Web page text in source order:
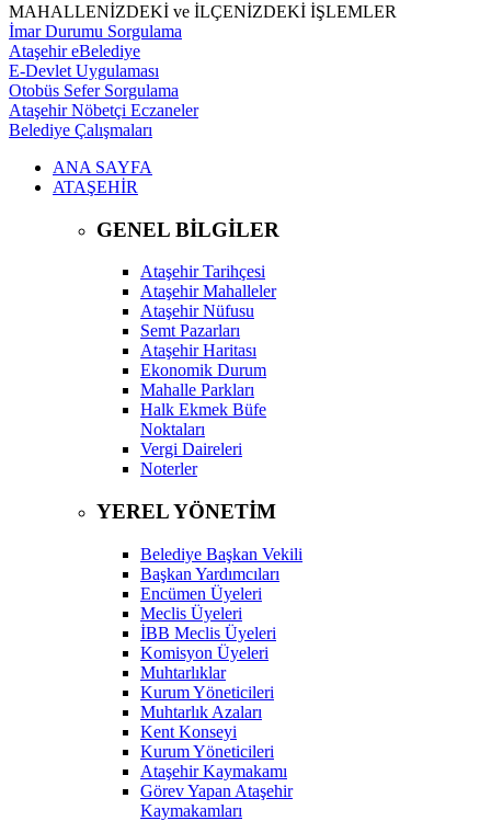
MAHALLENİZDEKİ ve İLÇENİZDEKİ İŞLEMLER
İmar Durumu Sorgulama
Ataşehir eBelediye
E-Devlet Uygulaması
Otobüs Sefer Sorgulama
Ataşehir Nöbetçi Eczaneler
Belediye Çalışmaları
ANA SAYFA
ATAŞEHİR
GENEL BİLGİLER
Ataşehir Tarihçesi
Ataşehir Mahalleler
Ataşehir Nüfusu
Semt Pazarları
Ataşehir Haritası
Ekonomik Durum
Mahalle Parkları
Halk Ekmek Büfe
Noktaları
Vergi Daireleri
Noterler
YEREL YÖNETİM
Belediye Başkan Vekili
Başkan Yardımcıları
Encümen Üyeleri
Meclis Üyeleri
İBB Meclis Üyeleri
Komisyon Üyeleri
Muhtarlıklar
Kurum Yöneticileri
Muhtarlık Azaları
Kent Konseyi
Kurum Yöneticileri
Ataşehir Kaymakamı
Görev Yapan Ataşehir
Kaymakamları